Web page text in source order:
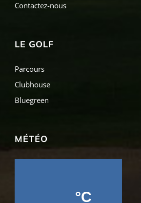
Contactez-nous
LE GOLF
Parcours
Clubhouse
Bluegreen
MÉTÉO